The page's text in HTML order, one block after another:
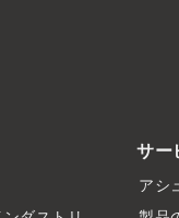
サ
アシ